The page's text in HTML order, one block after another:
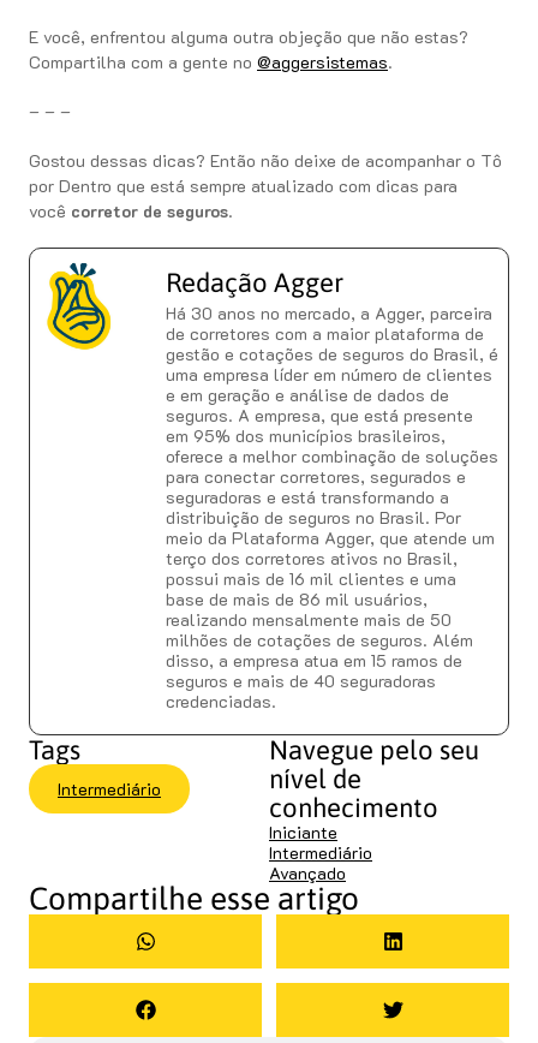
E você, enfrentou alguma outra objeção que não estas?
Compartilha com a gente no @aggersistemas.
– – –
Gostou dessas dicas? Então não deixe de acompanhar o Tô
por Dentro que está sempre atualizado com dicas para
você corretor de seguros.
Redação Agger
Há 30 anos no mercado, a Agger, parceira
de corretores com a maior plataforma de
gestão e cotações de seguros do Brasil, é
uma empresa líder em número de clientes
e em geração e análise de dados de
seguros. A empresa, que está presente
em 95% dos municípios brasileiros,
oferece a melhor combinação de soluções
para conectar corretores, segurados e
seguradoras e está transformando a
distribuição de seguros no Brasil. Por
meio da Plataforma Agger, que atende um
terço dos corretores ativos no Brasil,
possui mais de 16 mil clientes e uma
base de mais de 86 mil usuários,
realizando mensalmente mais de 50
milhões de cotações de seguros. Além
disso, a empresa atua em 15 ramos de
seguros e mais de 40 seguradoras
credenciadas.
Tags
Intermediário
Navegue pelo seu
nível de
conhecimento
Iniciante
Intermediário
Avançado
Compartilhe esse artigo